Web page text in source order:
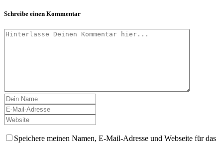
Schreibe einen Kommentar
Speichere meinen Namen, E-Mail-Adresse und Webseite für das